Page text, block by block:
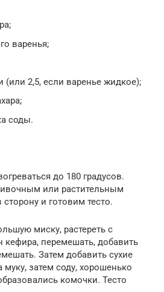
варенья;
(или 2,5, если варенье жидкое);
соды.
до 180 градусов.
или растительным
и готовим тесто.
миску, растереть с
кефира, перемешать, добавить
Затем добавить сухие
затем соду, хорошенько
комочки. Тесто